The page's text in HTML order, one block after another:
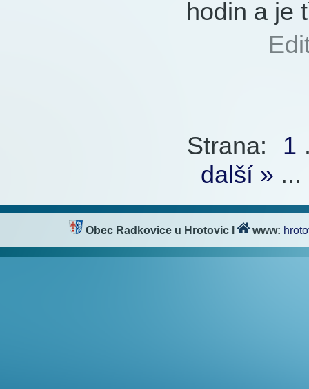
hodin a je
Strana: 1
další » ...
Obec Radkovice u Hrotovic www: